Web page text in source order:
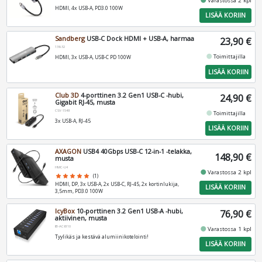
HDMI, 4x USB-A, PD3.0 100W
LISÄÄ KORIIN
SandbergUSB-C Dock HDMI + USB-A, harmaa
136-32
HDMI, 3x USB-A, USB-C PD 100W
23,90 €
fiber_manual_recordToimittajilla
LISÄÄ KORIIN
Club 3D 4-porttinen 3.2 Gen1 USB-C -hubi,
Gigabit RJ-45, musta
CSV-1549
3x USB-A, RJ-45
24,90 €
fiber_manual_recordToimittajilla
LISÄÄ KORIIN
AXAGON USB4 40Gbps USB-C 12-in-1 -telakka,
musta
HMC-U4
star star star star star (1)
HDMI, DP, 3x USB-A, 2x USB-C, RJ-45, 2x kortinlukija,
3,5mm, PD3.0 100W
148,90 €
fiber_manual_recordVarastossa 2 kpl
LISÄÄ KORIIN
IcyBox 10-porttinen 3.2 Gen1 USB-A -hubi,
aktiivinen, musta
IB-AC6110
Tyylikäs ja kestävä alumiinikotelointi!
76,90 €
fiber_manual_recordVarastossa 1 kpl
LISÄÄ KORIIN